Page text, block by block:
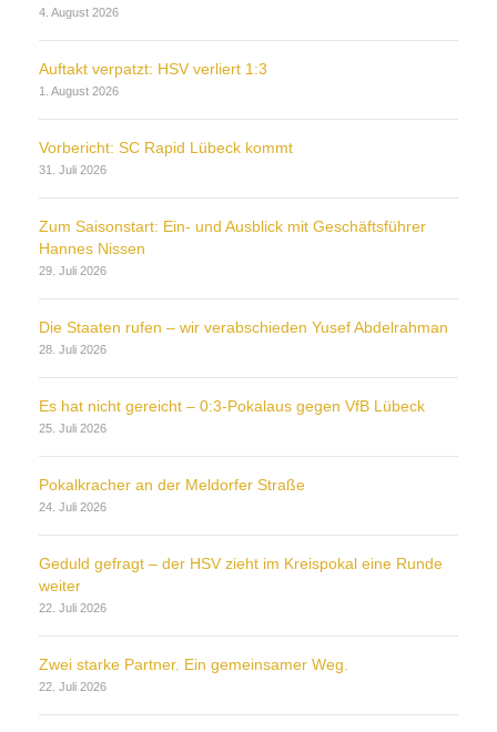
4. August 2026
Auftakt verpatzt: HSV verliert 1:3
1. August 2026
Vorbericht: SC Rapid Lübeck kommt
31. Juli 2026
Zum Saisonstart: Ein- und Ausblick mit Geschäftsführer
Hannes Nissen
29. Juli 2026
Die Staaten rufen – wir verabschieden Yusef Abdelrahman
28. Juli 2026
Es hat nicht gereicht – 0:3-Pokalaus gegen VfB Lübeck
25. Juli 2026
Pokalkracher an der Meldorfer Straße
24. Juli 2026
Geduld gefragt – der HSV zieht im Kreispokal eine Runde
weiter
22. Juli 2026
Zwei starke Partner. Ein gemeinsamer Weg.
22. Juli 2026